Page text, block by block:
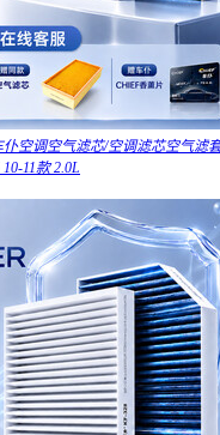
空调空气滤芯/空调滤芯空气滤
11款 2.0L